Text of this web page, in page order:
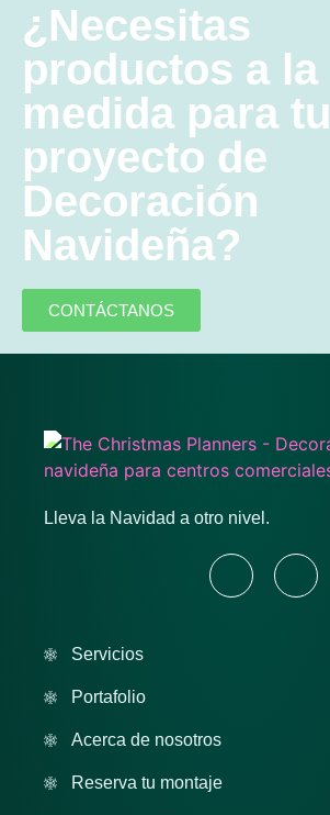
¿Necesitas
productos a la
medida para tu
proyecto de
Decoración
Navideña?
CONTÁCTANOS
Lleva la Navidad a otro nivel.
Servicios
Portafolio
Acerca de nosotros
Reserva tu montaje